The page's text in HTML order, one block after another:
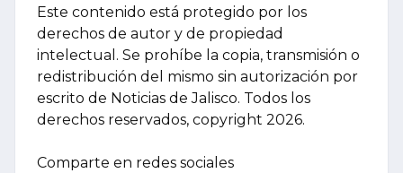
Este contenido está protegido por los
derechos de autor y de propiedad
intelectual. Se prohíbe la copia, transmisión o
redistribución del mismo sin autorización por
escrito de Noticias de Jalisco. Todos los
derechos reservados, copyright 2026.
Comparte en redes sociales